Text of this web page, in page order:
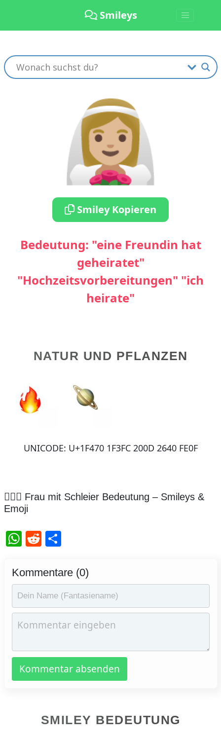
Smileys
👰🏼‍♀️
Smiley Kopieren
Bedeutung: "eine Freundin hat
geheiratet"
"Hochzeitsvorbereitungen" "ich
heirate"
NATUR UND PFLANZEN
UNICODE: U+1F470 1F3FC 200D 2640 FE0F
👰🏼‍♀️ Frau mit Schleier Bedeutung – Smileys &
Emoji
WhatsApp
Reddit
Teilen
Kommentare (0)
Kommentar absenden
SMILEY BEDEUTUNG